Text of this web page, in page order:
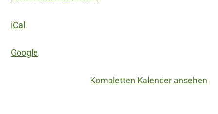
iCal
Google
Kompletten Kalender ansehen